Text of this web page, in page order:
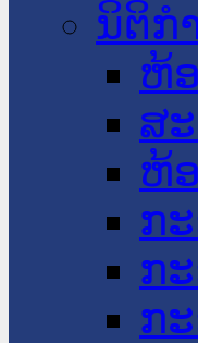
ນິຕິກໍ
ຫ້
ສ
ຫ້
ກ
ກ
ກ